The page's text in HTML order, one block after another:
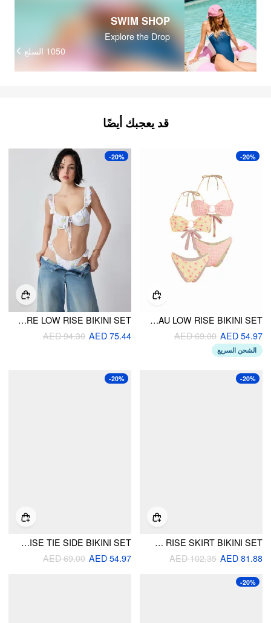
SWIM SHOP
Explore the Drop
1050 السلع
قد يعجبك أيضًا
-20%
REVERSIBLE FLORAL & GINGHAM HALTER O-RING BANDEAU LOW RISE BIKINI SET
AED 54.97
AED 69.00
الشحن السريع
-20%
SWEETHEART FLORAL SHELL DETAIL RUFFLE UNDERWIRE LOW RISE BIKINI SET
AED 75.44
AED 94.30
-20%
FLORAL TILE STRAPLESS BOWKNOT BANDEAU & LOW RISE SKIRT BIKINI SET
AED 81.88
AED 102.35
-20%
FLORAL HALTER NECKLINE TOP & LOW RISE TIE SIDE BIKINI SET
AED 54.97
AED 69.00
-20%